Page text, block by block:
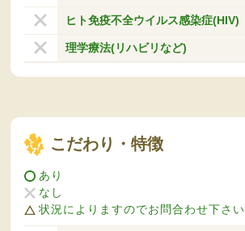
ヒト免疫不全ウイルス感染症(HIV)
理学療法(リハビリなど)
こだわり・特徴
あり
なし
状況によりますのでお問合わせ下さい